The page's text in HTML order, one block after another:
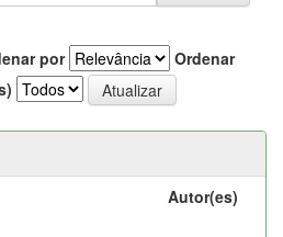
por
Ordenar
Autor(es)